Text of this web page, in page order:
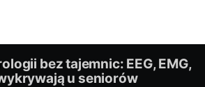
bez tajemnic: EEG, EMG,
u seniorów